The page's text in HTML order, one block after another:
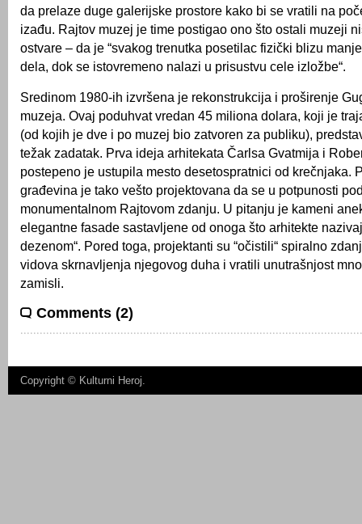
da prelaze duge galerijske prostore kako bi se vratili na
izađu. Rajtov muzej je time postigao ono što ostali muzeji
ostvare – da je “svakog trenutka posetilac fizički blizu
dela, dok se istovremeno nalazi u prisustvu cele izložbe“.
Sredinom 1980-ih izvršena je rekonstrukcija i proširenje
muzeja. Ovaj poduhvat vredan 45 miliona dolara, koji je
(od kojih je dve i po muzej bio zatvoren za publiku),
težak zadatak. Prva ideja arhitekata Čarlsa Gvatmija i
postepeno je ustupila mesto desetospratnici od krečnjaka.
građevina je tako vešto projektovana da se u potpunosti
monumentalnom Rajtovom zdanju. U pitanju je kameni
elegantne fasade sastavljene od onoga što arhitekte
dezenom“. Pored toga, projektanti su “očistili“ spiralno
vidova skrnavljenja njegovog duha i vratili unutrašnjost
zamisli.
Comments (2)
Copyright © Kulturni Heroj.